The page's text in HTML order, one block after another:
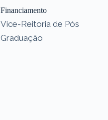
Financiamento
Vice-Reitoria de Pós
Graduação